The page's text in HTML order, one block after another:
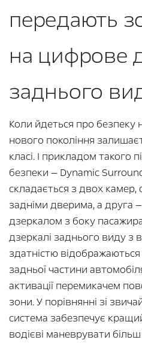
передають
на цифрове
заднього
Коли йдеться про безпеку
нового покоління
класі. І прикладом такого
безпеки — Dynamic
складається з двох
задніми дверима, а друга
дзеркалом з боку
дзеркалі заднього виду з
здатністю
задньої частини
активації перемикачем
зони. У порівнянні зі
система забезпечує
водієві маневрувати